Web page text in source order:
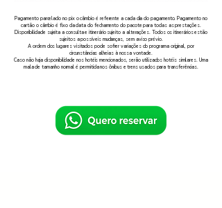
Pagamento parcelado no pix o câmbio é referente a cada dia do pagamento. Pagamento no
cartão o câmbio é fixo da data do fechamento do pacote para todas as prestações.
Disponibilidade sujeita a consulta e itinerário sujeito a alterações. Todos os itinerários estão
sujeitos a possíveis mudanças, sem aviso prévio.
A ordem dos lugares visitados pode sofrer variações do programa original, por
circunstâncias alheias à nossa vontade.
Caso não haja disponibilidade nos hotéis mencionados, serão utilizados hotéis similares. Uma
mala de tamanho normal é permitida nos ônibus e trens usados para transferências.